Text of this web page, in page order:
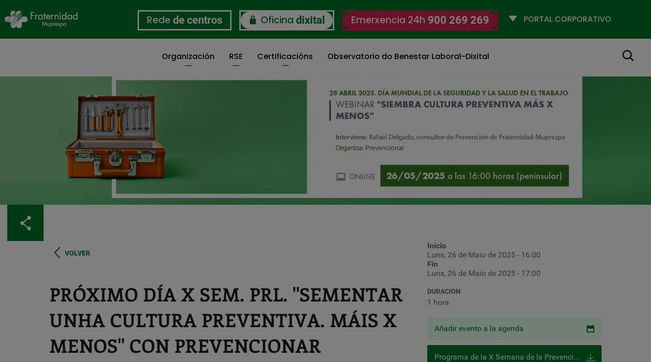
Rede de centros Oficina dixital Emerxencia 24h 900 269 269
Selecciona
Organización RSE Certificacións Observatorio do Benestar Laboral-Dixital Buscar
VOLVER
PRÓXIMO DÍA X SEM. PRL. "SEMENTAR
UNHA CULTURA PREVENTIVA. MÁIS X
MENOS" CON PREVENCIONAR
Inicio
Luns, 26 de Maio de 2025 - 16:00
Fin
Luns, 26 de Maio de 2025 - 17:00
DURACIÓN
1 hora
Añadir evento a la agenda
Programa de la X Semana de la Prevención